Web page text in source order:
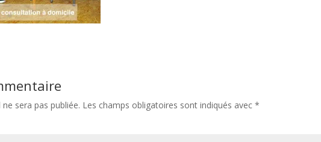
sera pas publiée. Les champs obligatoires sont indiqués avec*